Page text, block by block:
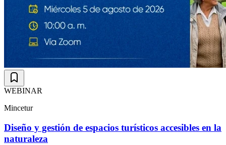
WEBINAR
Mincetur
Diseño y gestión de espacios turísticos accesibles en la
naturaleza